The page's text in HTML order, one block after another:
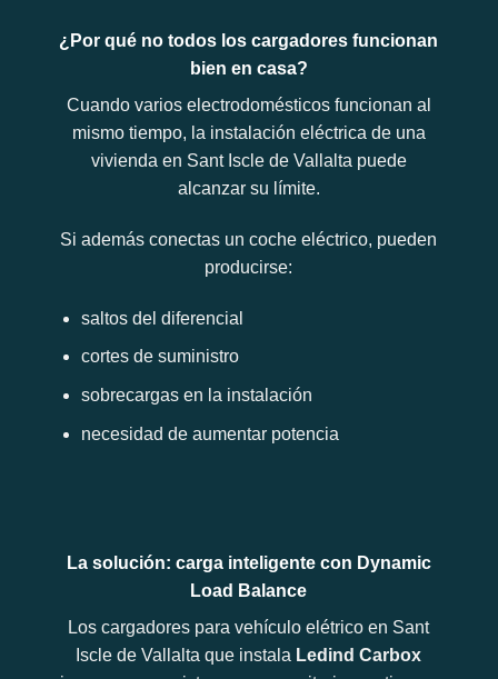
¿Por qué no todos los cargadores funcionan
bien en casa?
Cuando varios electrodomésticos funcionan al
mismo tiempo, la instalación eléctrica de una
vivienda en Sant Iscle de Vallalta puede
alcanzar su límite.
Si además conectas un coche eléctrico, pueden
producirse:
saltos del diferencial
cortes de suministro
sobrecargas en la instalación
necesidad de aumentar potencia
La solución: carga inteligente con Dynamic
Load Balance
Los cargadores para vehículo elétrico en Sant
Iscle de Vallalta que instala Ledind Carbox